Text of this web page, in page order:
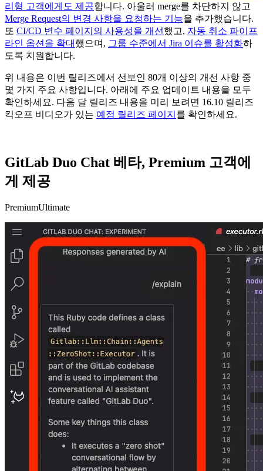
리형 고객에게도 제공합니다. 아울러 merge를 차단하지 않고
Merge Request의 변경 사항을 요청하는 기능을 추가했습니다.
또 CI/CD 변수 페이지의 사용성을 개선 했고, 자동 취소 파이프
라인 옵션을 확대 했으며, 그룹 수준에서 Jira 이슈를 활성화하
도록 지원합니다.
위 내용은 이번 릴리즈에서 선보인 80개 이상의 개선 사항 중
몇 가지 주요 사항입니다. 아래에 주요 업데이트 내용을 모두
확인하세요. 다음 달 릴리즈 내용을 미리 보려면 16.10 릴리즈
킥오프 비디오가 있는 예정 릴리즈 페이지 를 확인하세요.
GitLab Duo Chat 베타, Premium 고객에
게 제공
PremiumUltimate